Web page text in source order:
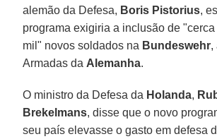
alemão da Defesa, Boris Pistorius,
programa exigiria a inclusão de
mil" novos soldados na Bundeswehr,
Armadas da Alemanha.
O ministro da Defesa da Holanda,
Brekelmans, disse que o novo
seu país elevasse o gasto em defesa